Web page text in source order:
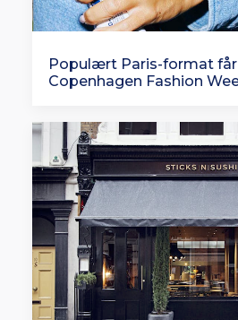
Populært Paris-format
Copenhagen Fashion